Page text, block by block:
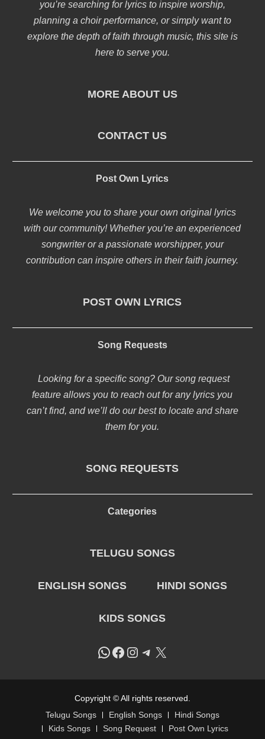
you’re searching for lyrics to inspire worship,
planning a choir performance, or simply want to
explore the depth of faith through music, this site is
here to serve you.
MORE ABOUT US
CONTACT US
Post Own Lyrics
We welcome you to share your own original lyrics
with our community! Whether you’re an experienced
songwriter or a passionate worshipper, your
contribution can inspire others in their faith journey.
POST OWN LYRICS
Song Requests
Looking for a specific song? Our song request
feature allows you to reach out for any lyrics you
can’t find, and we’ll do our best to locate and share
them for you.
SONG REQUESTS
Categories
TELUGU SONGS
ENGLISH SONGS HINDI SONGS
KIDS SONGS
WhatsApp
Facebook
Instagram
Telegram
X
Copyright © All rights reserved.
Telugu Songs
English Songs
Hindi Songs
Kids Songs
Song Request
Post Own Lyrics